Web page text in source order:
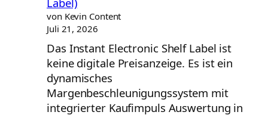
von Kevin Content
Juli 21, 2026
Das Instant Electronic Shelf Label ist
keine digitale Preisanzeige. Es ist ein
dynamisches
Margenbeschleunigungssystem mit
integrierter Kaufimpuls Auswertung in